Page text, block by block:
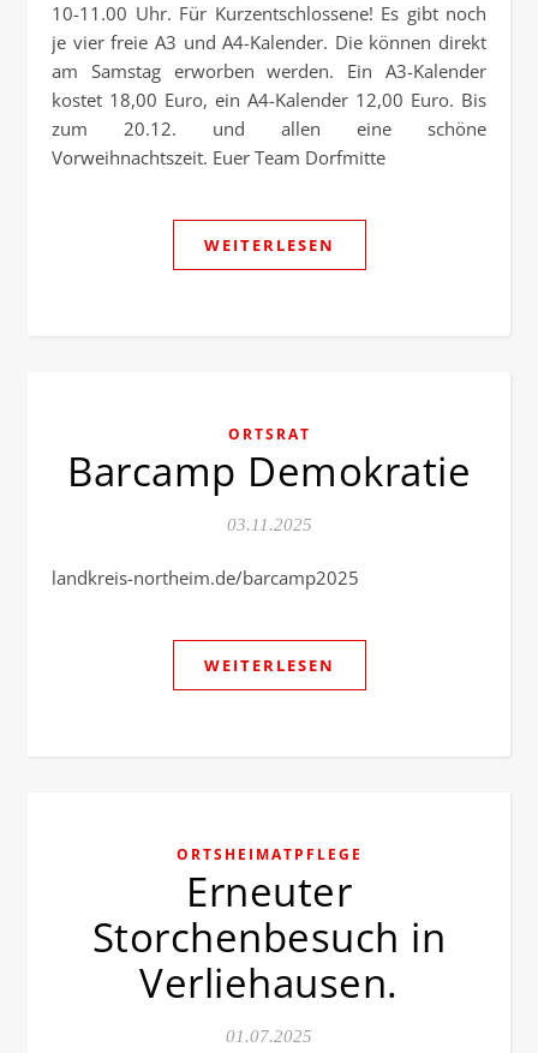
10-11.00 Uhr. Für Kurzentschlossene! Es gibt noch
je vier freie A3 und A4-Kalender. Die können direkt
am Samstag erworben werden. Ein A3-Kalender
kostet 18,00 Euro, ein A4-Kalender 12,00 Euro. Bis
zum 20.12. und allen eine schöne
Vorweihnachtszeit. Euer Team Dorfmitte
WEITERLESEN
ORTSRAT
Barcamp Demokratie
03.11.2025
landkreis-northeim.de/barcamp2025
WEITERLESEN
ORTSHEIMATPFLEGE
Erneuter
Storchenbesuch in
Verliehausen.
01.07.2025